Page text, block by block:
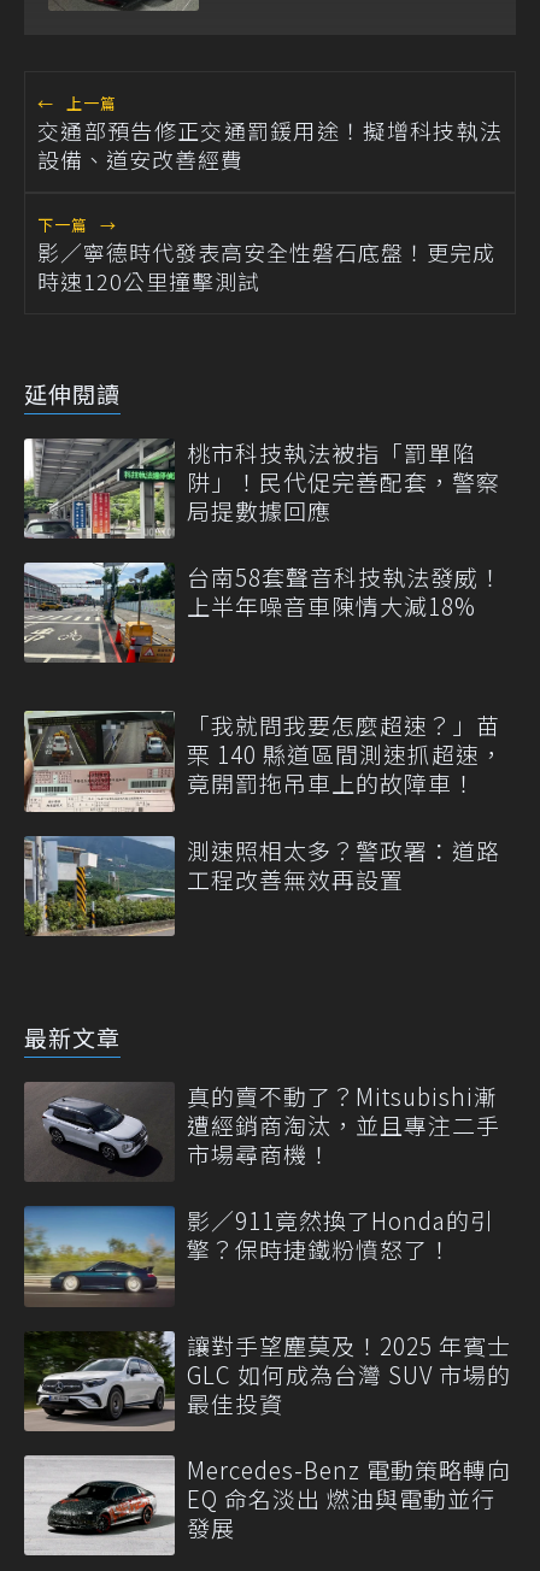
← 上一篇
交通部預告修正交通罰鍰用途！擬增科技執法
設備、道安改善經費
下一篇 →
影／寧德時代發表高安全性磐石底盤！更完成
時速120公里撞擊測試
延伸閱讀
桃市科技執法被指「罰單陷
阱」！民代促完善配套，警察
局提數據回應
台南58套聲音科技執法發威！
上半年噪音車陳情大減18%
「我就問我要怎麼超速？」苗
栗 140 縣道區間測速抓超速，
竟開罰拖吊車上的故障車！
測速照相太多？警政署：道路
工程改善無效再設置
最新文章
真的賣不動了？Mitsubishi漸
遭經銷商淘汰，並且專注二手
市場尋商機！
影／911竟然換了Honda的引
擎？保時捷鐵粉憤怒了！
讓對手望塵莫及！2025 年賓士
GLC 如何成為台灣 SUV 市場的
最佳投資
Mercedes-Benz 電動策略轉向
EQ 命名淡出 燃油與電動並行
發展